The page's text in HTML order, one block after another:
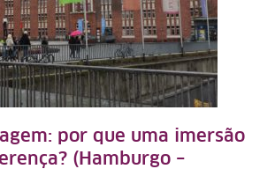
por que uma imersão
(Hamburgo –